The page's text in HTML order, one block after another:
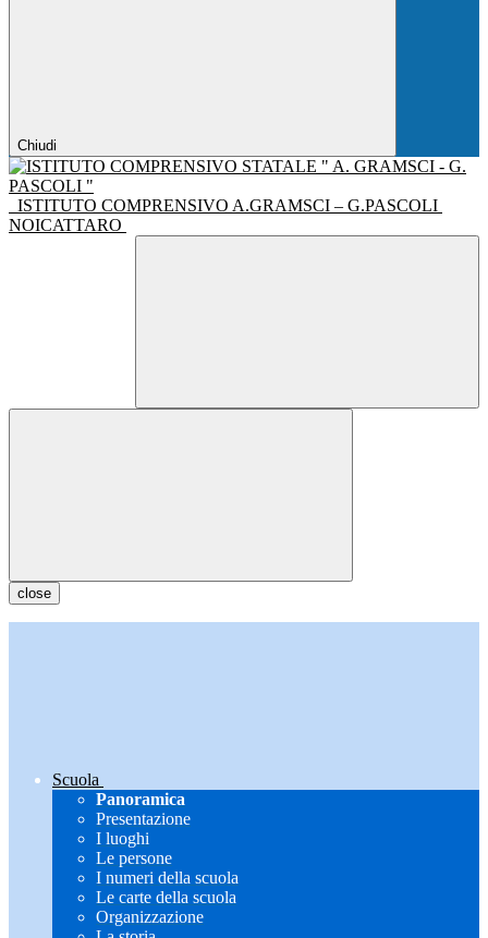
Chiudi
ISTITUTO COMPRENSIVO A.GRAMSCI – G.PASCOLI
NOICATTARO
close
Scuola
Panoramica
Presentazione
I luoghi
Le persone
I numeri della scuola
Le carte della scuola
Organizzazione